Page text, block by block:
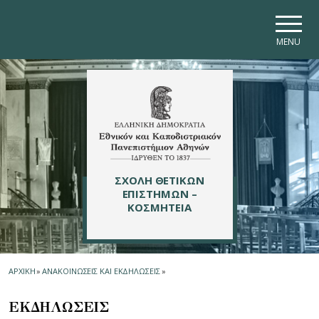
MENU
ΣΧΟΛΗ ΘΕΤΙΚΩΝ
ΕΠΙΣΤΗΜΩΝ –
ΚΟΣΜΗΤΕΙΑ
ΑΡΧΙΚΗ» ΑΝΑΚΟΙΝΩΣΕΙΣ ΚΑΙ ΕΚΔΗΛΩΣΕΙΣ»
ΕΚΔΗΛΩΣΕΙΣ